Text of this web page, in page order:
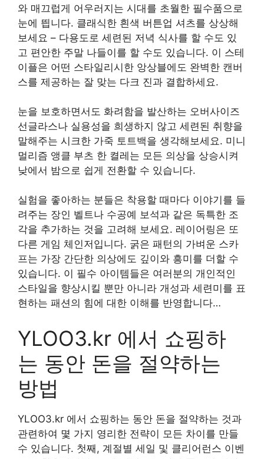
와 매끄럽게 어우러지는 시대를 초월한 필수품으로
눈에 띕니다. 클래식한 흰색 버튼업 셔츠를 상상해
보세요 – 다용도로 세련된 저녁 식사를 할 수도 있
고 편안한 주말 나들이를 할 수도 있습니다. 이 스테
이플은 어떤 스타일리시한 앙상블에도 완벽한 캔버
스를 제공하는 잘 맞는 다크 진과 결합하세요.
눈을 보호하면서도 화려함을 발산하는 오버사이즈
선글라스나 실용성을 희생하지 않고 세련된 취향을
말해주는 시크한 가죽 토트백을 생각해보세요. 미니
멀리즘 앵클 부츠 한 켤레는 모든 의상을 상승시켜
낮에서 밤으로 쉽게 전환할 수 있습니다.
실험을 좋아하는 분들은 착용할 때마다 이야기를 들
려주는 장인 벨트나 수공예 보석과 같은 독특한 조
각을 추가하는 것을 고려해 보세요. 레이어링은 또
다른 게임 체인저입니다. 굵은 패턴의 가벼운 스카
프는 가장 간단한 의상에도 깊이와 흥미를 더할 수
있습니다. 이 필수 아이템들은 여러분의 개인적인
스타일을 향상시킬 뿐만 아니라 개성과 세련미를 표
현하는 패션의 힘에 대한 이해를 반영합니다…
YLOO3.kr 에서 쇼핑하
는 동안 돈을 절약하는
방법
YLOO3.kr 에서 쇼핑하는 동안 돈을 절약하는 것과
관련하여 몇 가지 영리한 전략이 모든 차이를 만들
수 있습니다. 첫째, 계절별 세일 및 클리어런스 이벤